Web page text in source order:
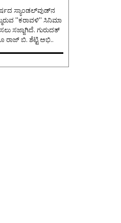
''ಕರಾವಳಿ'' ಸಿನಿಮಾ
ಸಜ್ಜಾಗಿದೆ. ಗುರುದತ್
ರಾಜ್ ಬಿ. ಶೆಟ್ಟಿ ಅಭಿ..